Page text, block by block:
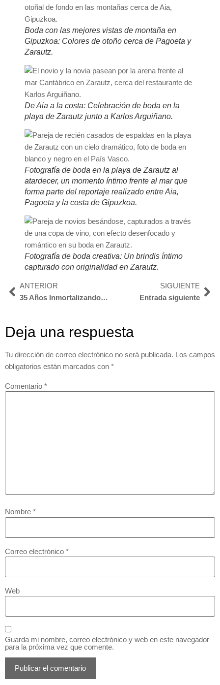
Boda con las mejores vistas de montaña en
Gipuzkoa: Colores de otoño cerca de Pagoeta y
Zarautz.
De Aia a la costa: Celebración de boda en la
playa de Zarautz junto a Karlos Arguiñano.
Fotografía de boda en la playa de Zarautz al
atardecer, un momento íntimo frente al mar que
forma parte del reportaje realizado entre Aia,
Pagoeta y la costa de Gipuzkoa.
Fotografía de boda creativa: Un brindis íntimo
capturado con originalidad en Zarautz.
ANTERIOR
35 Años Inmortalizando vuestros recuerdos: La Historia de Nuestra Tienda de Fotografía.
SIGUIENTE
Entrada siguiente
Deja una respuesta
Tu dirección de correo electrónico no será publicada. Los campos
obligatorios están marcados con *
Comentario *
Nombre *
Correo electrónico *
Web
Guarda mi nombre, correo electrónico y web en este navegador
para la próxima vez que comente.